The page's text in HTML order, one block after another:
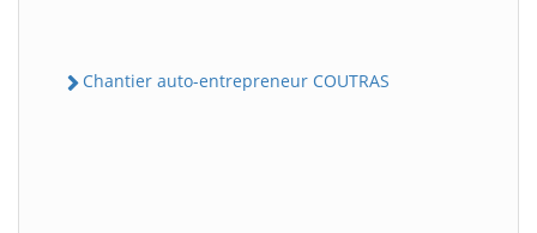
Chantier auto-entrepreneur COUTRAS